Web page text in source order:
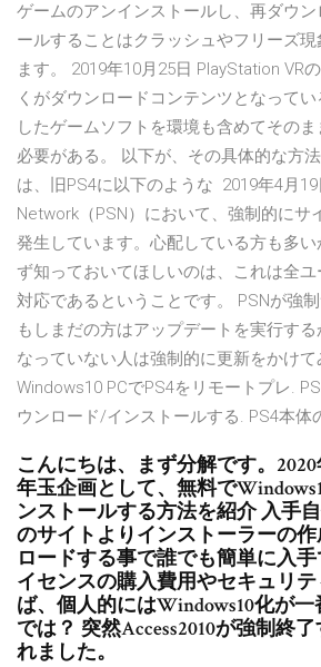
ゲームのアンインストールし、再ダウン
ールすることはクラッシュやフリーズ
ます。 2019年10月25日 PlayStation VR
くがダウンロードコンテンツとなって
したゲームソフトを環境も含めてその
必要がある。 以下が、その具体的な方
は、旧PS4に以下のような 2019年4月
Network（PSN）において、強制的にサ
発生しています。心配している方も多い
ず知っておいてほしいのは、これは全
対応であるということです。 PSNが強
もしまだの方はアップデートを実行す
なっていない人は強制的に更新をかけて
Windows10 PCでPS4をリモートプレ.
ウンロード/インストールする. PS4本体
こんにちは、まず分解です。
年玉企画として、無料で
ンストールする方法を紹介 入手
のサイトよりインストーラーの
ロードする事で誰でも簡単に入手
イセンスの購入費用やセキュリ
ば、個人的にはWindows10化が
では？ 突然Access2010が強制終
れました。